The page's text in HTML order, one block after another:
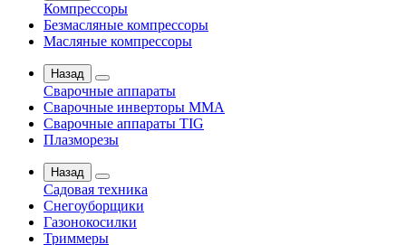
Компрессоры
Безмасляные компрессоры
Масляные компрессоры
Назад
Сварочные аппараты
Сварочные инверторы MMA
Сварочные аппараты TIG
Плазморезы
Назад
Садовая техника
Снегоуборщики
Газонокосилки
Триммеры